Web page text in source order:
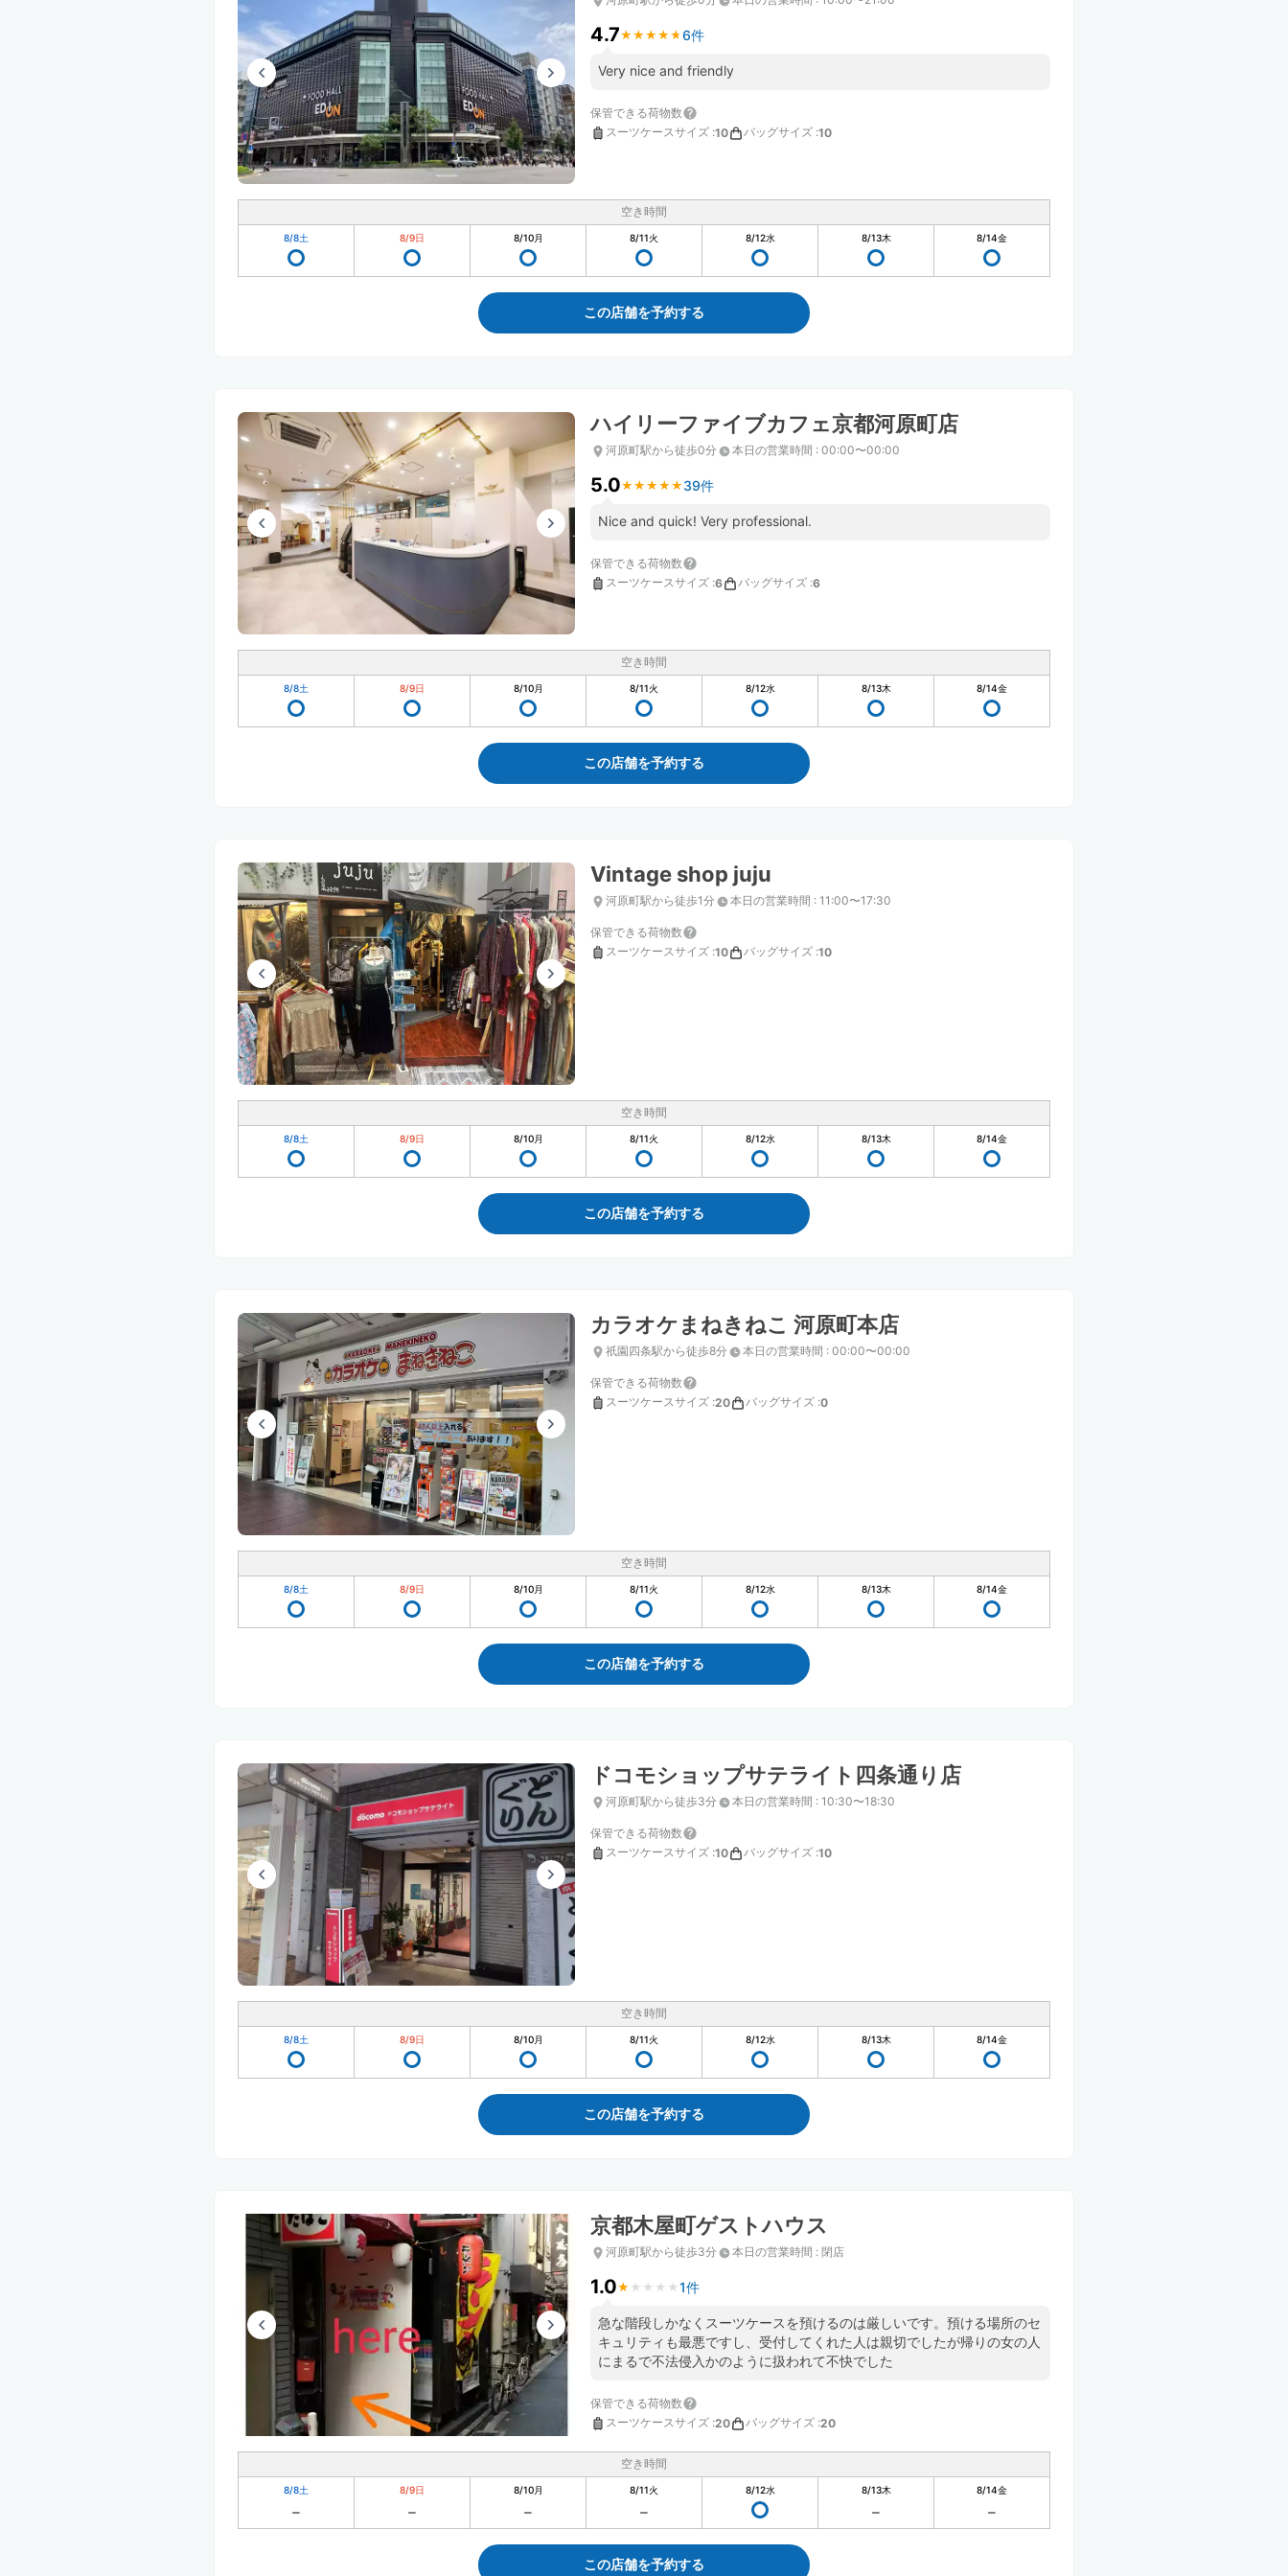
4.7★ ★ ★ ★ ★
★ ★ ★ ★ ★ 6件
Very nice and friendly
保管できる荷物数
スーツケースサイズ :10 バッグサイズ :10
空き時間
8/8土 8/9日 8/10月 8/11火 8/12水 8/13木 8/14金
この店舗を予約する
ハイリーファイブカフェ京都河原町店
河原町駅から徒歩0分 本日の営業時間 : 00:00〜00:00
5.0★ ★ ★ ★ ★
★ ★ ★ ★ ★ 39件
Nice and quick! Very professional.
保管できる荷物数
スーツケースサイズ :6 バッグサイズ :6
空き時間
8/8土 8/9日 8/10月 8/11火 8/12水 8/13木 8/14金
この店舗を予約する
Vintage shop juju
河原町駅から徒歩1分 本日の営業時間 : 11:00〜17:30
保管できる荷物数
スーツケースサイズ :10 バッグサイズ :10
空き時間
8/8土 8/9日 8/10月 8/11火 8/12水 8/13木 8/14金
この店舗を予約する
カラオケまねきねこ 河原町本店
祇園四条駅から徒歩8分 本日の営業時間 : 00:00〜00:00
保管できる荷物数
スーツケースサイズ :20 バッグサイズ :0
空き時間
8/8土 8/9日 8/10月 8/11火 8/12水 8/13木 8/14金
この店舗を予約する
ドコモショップサテライト四条通り店
河原町駅から徒歩3分 本日の営業時間 : 10:30〜18:30
保管できる荷物数
スーツケースサイズ :10 バッグサイズ :10
空き時間
8/8土 8/9日 8/10月 8/11火 8/12水 8/13木 8/14金
この店舗を予約する
京都木屋町ゲストハウス
河原町駅から徒歩3分 本日の営業時間 : 閉店
1.0★ ★ ★ ★ ★
★ ★ ★ ★ ★ 1件
急な階段しかなくスーツケースを預けるのは厳しいです。預ける場所のセ
キュリティも最悪ですし、受付してくれた人は親切でしたが帰りの女の人
にまるで不法侵入かのように扱われて不快でした
保管できる荷物数
スーツケースサイズ :20 バッグサイズ :20
空き時間
8/8土 8/9日 8/10月 8/11火 8/12水 8/13木 8/14金
この店舗を予約する